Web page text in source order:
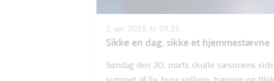
3. apr. 2025, kl. 09.35
Sikke en dag, sikke et hjemmestævne
Søndag den 30. marts skulle sæsonens